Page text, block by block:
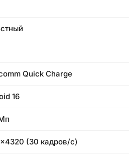
Quick Charge
16
(30 кадров/с)